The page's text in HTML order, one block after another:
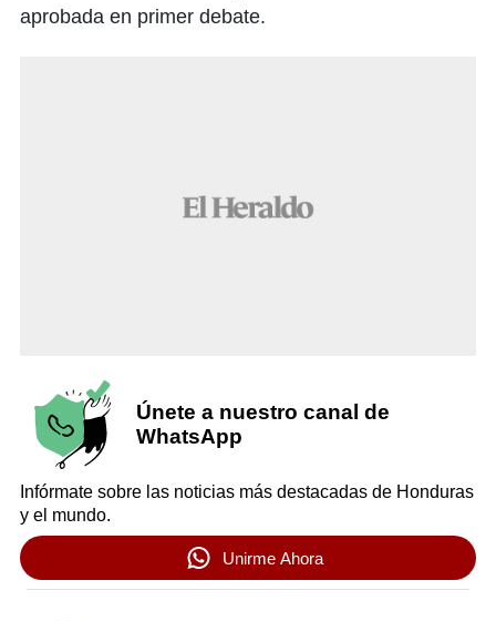
aprobada en primer debate.
Únete a nuestro canal de
WhatsApp
Infórmate sobre las noticias más destacadas de Honduras
y el mundo.
Unirme Ahora